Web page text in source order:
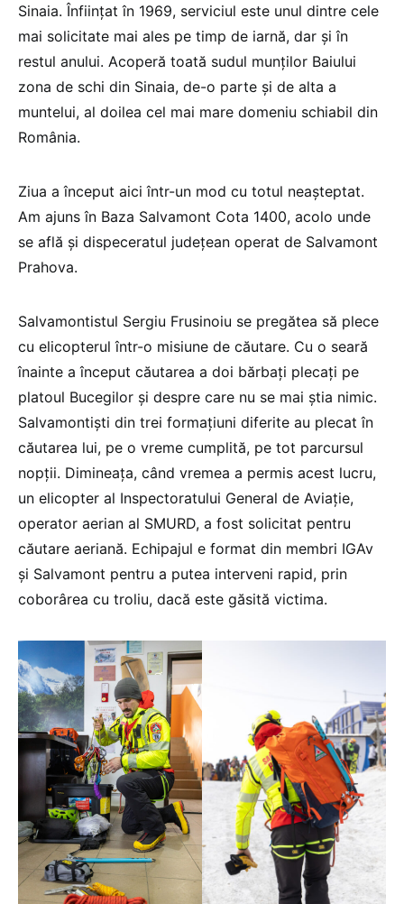
Sinaia. Înființat în 1969, serviciul este unul dintre cele
mai solicitate mai ales pe timp de iarnă, dar și în
restul anului. Acoperă toată sudul munților Baiului
zona de schi din Sinaia, de-o parte și de alta a
muntelui, al doilea cel mai mare domeniu schiabil din
România.
Ziua a început aici într-un mod cu totul neașteptat.
Am ajuns în Baza Salvamont Cota 1400, acolo unde
se află și dispeceratul județean operat de Salvamont
Prahova.
Salvamontistul Sergiu Frusinoiu se pregătea să plece
cu elicopterul într-o misiune de căutare. Cu o seară
înainte a început căutarea a doi bărbați plecați pe
platoul Bucegilor și despre care nu se mai știa nimic.
Salvamontiști din trei formațiuni diferite au plecat în
căutarea lui, pe o vreme cumplită, pe tot parcursul
nopții. Dimineața, când vremea a permis acest lucru,
un elicopter al Inspectoratului General de Aviație,
operator aerian al SMURD, a fost solicitat pentru
căutare aeriană. Echipajul e format din membri IGAv
și Salvamont pentru a putea interveni rapid, prin
coborârea cu troliu, dacă este găsită victima.